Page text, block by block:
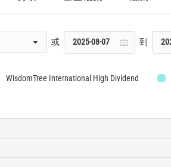
或 到
WisdomTree International High Dividend